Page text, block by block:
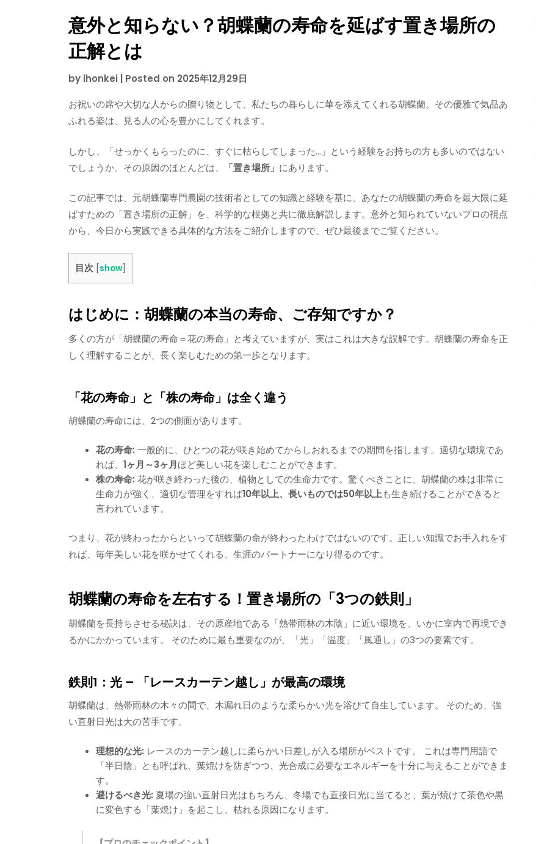
意外と知らない？胡蝶蘭の寿命を延ばす置き場所の
正解とは
by ihonkei Posted on 2025年12月29日
お祝いの席や大切な人からの贈り物として、私たちの暮らしに華を添えてくれる胡蝶蘭。その優雅で気品あ
ふれる姿は、見る人の心を豊かにしてくれます。
しかし、「せっかくもらったのに、すぐに枯らしてしまった…」という経験をお持ちの方も多いのではない
でしょうか。その原因のほとんどは、
「置き場所」 にあります。
この記事では、元胡蝶蘭専門農園の技術者としての知識と経験を基に、あなたの胡蝶蘭の寿命を最大限に延
ばすための「置き場所の正解」を、科学的な根拠と共に徹底解説します。意外と知られていないプロの視点
から、今日から実践できる具体的な方法をご紹介しますので、ぜひ最後までご覧ください。
目次 show]
はじめに：胡蝶蘭の本当の寿命、ご存知ですか？
多くの方が「胡蝶蘭の寿命＝花の寿命」と考えていますが、実はこれは大きな誤解です。胡蝶蘭の寿命を正
しく理解することが、長く楽しむための第一歩となります。
「花の寿命」と「株の寿命」は全く違う
胡蝶蘭の寿命には、2つの側面があります。
花の寿命: 一般的に、ひとつの花が咲き始めてからしおれるまでの期間を指します。適切な環境であ
れば、 1ヶ月～3ヶ月ほど美しい花を楽しむことができます。
株の寿命: 花が咲き終わった後の、植物としての生命力です。驚くべきことに、胡蝶蘭の株は非常に
生命力が強く、適切な管理をすれば10年以上、長いものでは50年以上も生き続けることができると
言われています。
つまり、花が終わったからといって胡蝶蘭の命が終わったわけではないのです。正しい知識でお手入れをす
れば、毎年美しい花を咲かせてくれる、生涯のパートナーになり得るのです。
胡蝶蘭の寿命を左右する！置き場所の「3つの鉄則」
胡蝶蘭を長持ちさせる秘訣は、その原産地である「熱帯雨林の木陰」に近い環境を、いかに室内で再現でき
るかにかかっています。 そのために最も重要なのが、「光」「温度」「風通し」の3つの要素です。
鉄則1：光 – 「レースカーテン越し」が最高の環境
胡蝶蘭は、熱帯雨林の木々の間で、木漏れ日のような柔らかい光を浴びて自生しています。 そのため、強
い直射日光は大の苦手です。
理想的な光: レースのカーテン越しに柔らかい日差しが入る場所がベストです。 これは専門用語で
「半日陰」とも呼ばれ、葉焼けを防ぎつつ、光合成に必要なエネルギーを十分に与えることができま
す。
避けるべき光: 夏場の強い直射日光はもちろん、冬場でも直接日光に当てると、葉が焼けて茶色や黒
に変色する「葉焼け」を起こし、枯れる原因になります。